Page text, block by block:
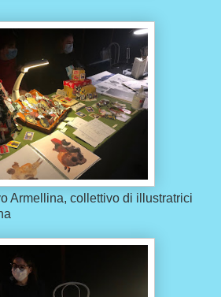
Armellina, collettivo di illustratrici